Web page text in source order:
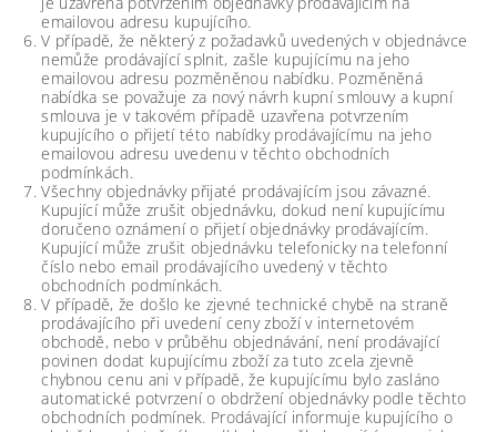
emailovou adresu kupujícího.
V případě, že některý z požadavků uvedených v objednávce
nemůže prodávající splnit, zašle kupujícímu na jeho
emailovou adresu pozměněnou nabídku. Pozměněná
nabídka se považuje za nový návrh kupní smlouvy a kupní
smlouva je v takovém případě uzavřena potvrzením
kupujícího o přijetí této nabídky prodávajícímu na jeho
emailovou adresu uvedenu v těchto obchodních
podmínkách.
Všechny objednávky přijaté prodávajícím jsou závazné.
Kupující může zrušit objednávku, dokud není kupujícímu
doručeno oznámení o přijetí objednávky prodávajícím.
Kupující může zrušit objednávku telefonicky na telefonní
číslo nebo email prodávajícího uvedený v těchto
obchodních podmínkách.
V případě, že došlo ke zjevné technické chybě na straně
prodávajícího při uvedení ceny zboží v internetovém
obchodě, nebo v průběhu objednávání, není prodávající
povinen dodat kupujícímu zboží za tuto zcela zjevně
chybnou cenu ani v případě, že kupujícímu bylo zasláno
automatické potvrzení o obdržení objednávky podle těchto
obchodních podmínek. Prodávající informuje kupujícího o